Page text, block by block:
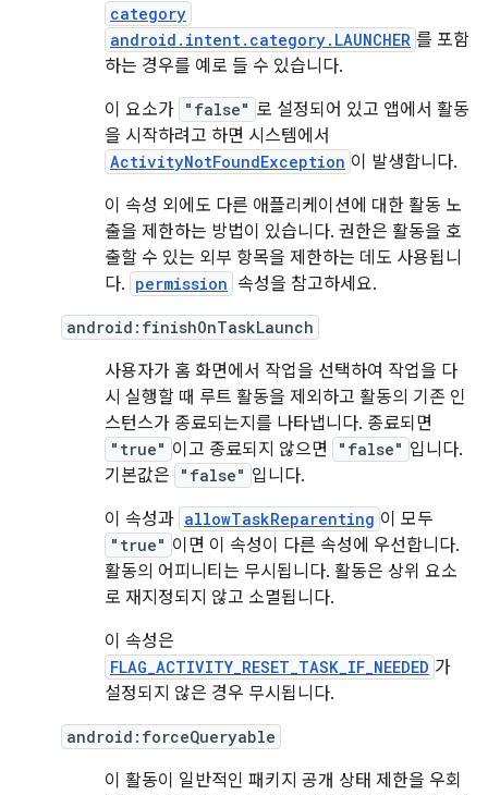
category
android.intent.category.LAUNCHER 를 포함
하는 경우를 예로 들 수 있습니다.
이 요소가 "false" 로 설정되어 있고 앱에서 활동
을 시작하려고 하면 시스템에서
ActivityNotFoundException 이 발생합니다.
이 속성 외에도 다른 애플리케이션에 대한 활동 노
출을 제한하는 방법이 있습니다. 권한은 활동을 호
출할 수 있는 외부 항목을 제한하는 데도 사용됩니
다. permission 속성을 참고하세요.
android:finishOnTaskLaunch
사용자가 홈 화면에서 작업을 선택하여 작업을 다
시 실행할 때 루트 활동을 제외하고 활동의 기존 인
스턴스가 종료되는지를 나타냅니다. 종료되면
"true" 이고 종료되지 않으면 "false" 입니다.
기본값은
"false" 입니다.
이 속성과 allowTaskReparenting 이 모두
"true" 이면 이 속성이 다른 속성에 우선합니다.
활동의 어피니티는 무시됩니다. 활동은 상위 요소
로 재지정되지 않고 소멸됩니다.
이 속성은
FLAG_ACTIVITY_RESET_TASK_IF_NEEDED 가
설정되지 않은 경우 무시됩니다.
android:forceQueryable
이 활동이 일반적인 패키지 공개 상태 제한을 우회